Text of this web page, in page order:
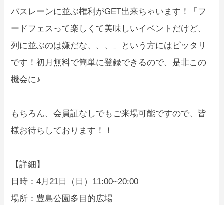
パスレーンに並ぶ権利がGET出来ちゃいます！「フ
ードフェスって楽しくて美味しいイベントだけど、
列に並ぶのは嫌だな、、、」という方にはピッタリ
です！初月無料で簡単に登録できるので、是非この
機会に♪
もちろん、会員証なしでもご来場可能ですので、皆
様お待ちしております！！
【詳細】
日時：4月21日（日）11:00~20:00
場所：豊島公園多目的広場